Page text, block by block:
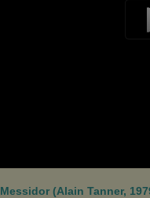
Messidor (Alain Tanner,